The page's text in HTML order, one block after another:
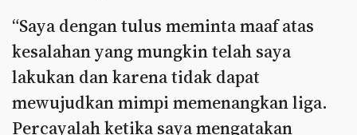
“Saya dengan tulus meminta maaf atas
kesalahan yang mungkin telah saya
lakukan dan karena tidak dapat
mewujudkan mimpi memenangkan liga.
Percayalah ketika saya mengatakan